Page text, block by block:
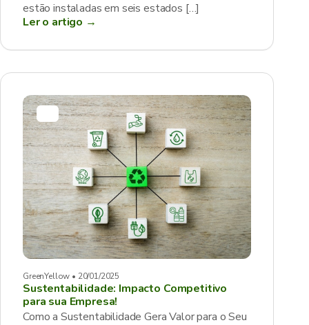
estão instaladas em seis estados […]
Ler o artigo →
GreenYellow • 20/01/2025
Sustentabilidade: Impacto Competitivo
para sua Empresa!
Como a Sustentabilidade Gera Valor para o Seu